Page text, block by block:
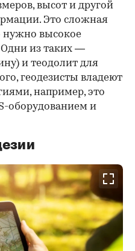
высот и другой
Это сложная
нужно высокое
из таких —
и теодолит для
геодезисты владеют
например, это
оборудованием и